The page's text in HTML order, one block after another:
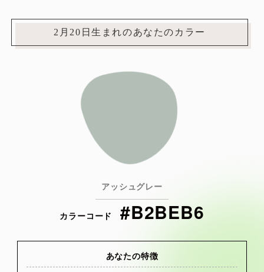
2月20日生まれのあなたのカラー
アッシュグレー
カラーコード #B2BEB6
あなたの特徴